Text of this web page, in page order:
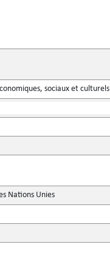
sociaux et culturels
Nations Unies